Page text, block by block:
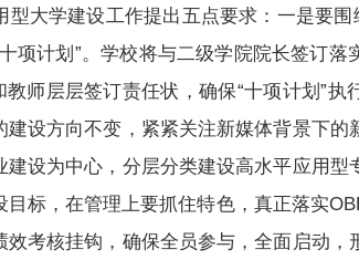
大学建设工作提出五点要求：一是要围
项计划”。学校将与二级学院院长签订落
师层层签订责任状，确保“十项计划”执
设方向不变，紧紧关注新媒体背景下的
设为中心，分层分类建设高水平应用型
标，在管理上要抓住特色，真正落实
考核挂钩，确保全员参与，全面启动，